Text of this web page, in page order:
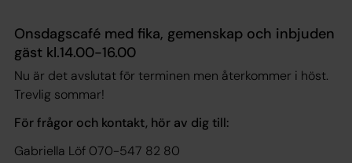
Onsdagscafé med fika, gemenskap och inbjuden
gäst kl.14.00-16.00
Nu är det avslutat för terminen men återkommer i höst.
Trevlig sommar!
För frågor och kontakt, hör av dig till:
Gabriella Löf 070-547 82 80